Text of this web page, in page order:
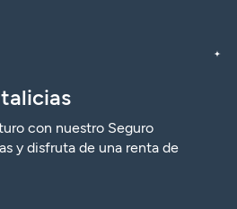
con nuestro Seguro
y disfruta de una renta de